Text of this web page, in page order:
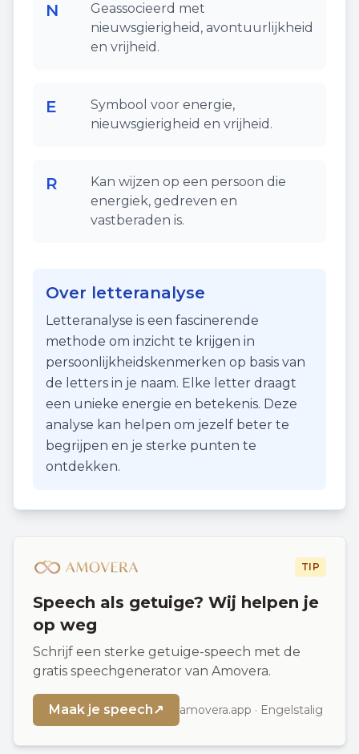
N
Geassocieerd met
nieuwsgierigheid, avontuurlijkheid
en vrijheid.
E
Symbool voor energie,
nieuwsgierigheid en vrijheid.
R
Kan wijzen op een persoon die
energiek, gedreven en
vastberaden is.
Over letteranalyse
Letteranalyse is een fascinerende
methode om inzicht te krijgen in
persoonlijkheidskenmerken op basis van
de letters in je naam. Elke letter draagt
een unieke energie en betekenis. Deze
analyse kan helpen om jezelf beter te
begrijpen en je sterke punten te
ontdekken.
TIP
Speech als getuige? Wij helpen je
op weg
Schrijf een sterke getuige-speech met de
gratis speechgenerator van Amovera.
Maak je speech↗ amovera.app · Engelstalig